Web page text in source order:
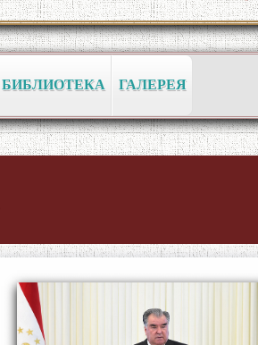
БИБЛИОТЕКА ГАЛЕРЕЯ
Раҳимӣ
Осорхонаи адабии Муҳаммадҷон
Раҳимӣ